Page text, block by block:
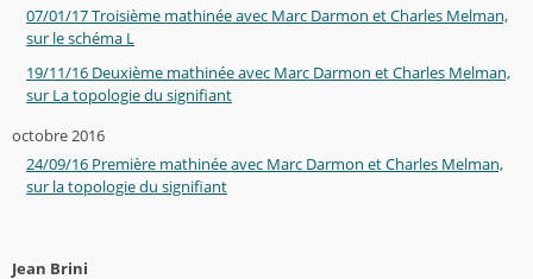
07/01/17 Troisième mathinée avec Marc Darmon et Charles Melman,
sur le schéma L
19/11/16 Deuxième mathinée avec Marc Darmon et Charles Melman,
sur La topologie du signifiant
octobre 2016
24/09/16 Première mathinée avec Marc Darmon et Charles Melman,
sur la topologie du signifiant
Jean Brini